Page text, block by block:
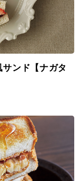
ンド【ナガタ